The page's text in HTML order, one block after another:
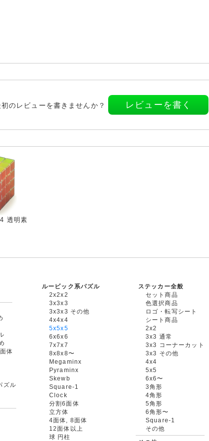
のレビューを書きませんか？ レビューを書く
透明素
体
ズル
ルービック系パズル
2x2x2
3x3x3
3x3x3 その他
4x4x4
5x5x5
6x6x6
7x7x7
8x8x8〜
Megaminx
Pyraminx
Skewb
Square-1
Clock
分割6面体
立方体
4面体, 8面体
12面体以上
球 円柱
ステッカー全般
セット商品
色選択商品
ロゴ・転写シート
シート商品
2x2
3x3 通常
3x3 コーナーカット
3x3 その他
4x4
5x5
6x6〜
3角形
4角形
5角形
6角形〜
Square-1
その他